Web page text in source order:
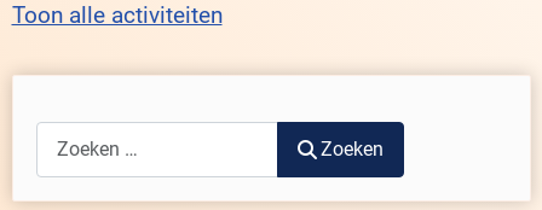
Toon alle activiteiten
Zoeken Zoeken